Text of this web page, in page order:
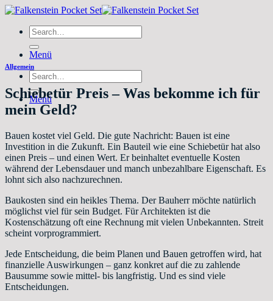
Zum
springenSearch
for:
Menü
Search
for:
Menü
Allgemein
Schiebetür Preis – Was bekomme ich für
mein Geld?
Bauen kostet viel Geld. Die gute Nachricht: Bauen ist eine
Investition in die Zukunft. Ein Bauteil wie eine Schiebetür hat also
einen Preis – und einen Wert. Er beinhaltet eventuelle Kosten
während der Lebensdauer und manch unbezahlbare Eigenschaft. Es
lohnt sich also nachzurechnen.
Baukosten sind ein heikles Thema. Der Bauherr möchte natürlich
möglichst viel für sein Budget. Für Architekten ist die
Kostenschätzung oft eine Rechnung mit vielen Unbekannten. Streit
scheint vorprogrammiert.
Jede Entscheidung, die beim Planen und Bauen getroffen wird, hat
finanzielle Auswirkungen – ganz konkret auf die zu zahlende
Bausumme sowie mittel- bis langfristig. Und es sind viele
Entscheidungen.